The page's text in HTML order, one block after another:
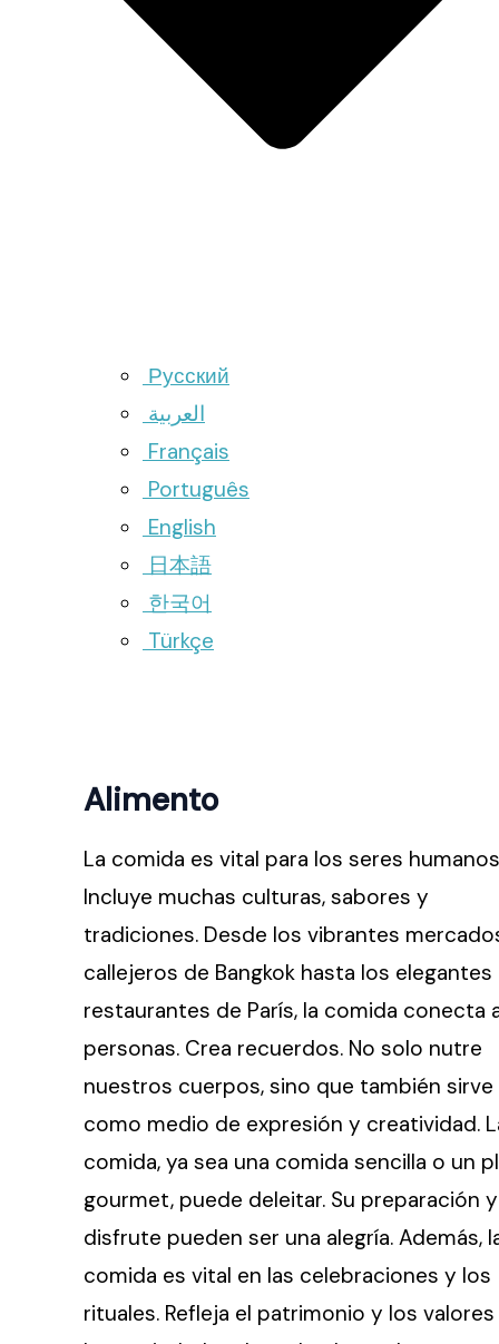
Русский
العربية
Français
Português
English
日本語
한국어
Türkçe
Alimento
La comida es vital para los seres
Incluye muchas culturas, sabores y
tradiciones. Desde los vibrantes
callejeros de Bangkok hasta los elegantes
restaurantes de París, la comida conecta
personas. Crea recuerdos. No solo nutre
nuestros cuerpos, sino que también sirve
como medio de expresión y creatividad.
comida, ya sea una comida sencilla o un
gourmet, puede deleitar. Su preparación y
disfrute pueden ser una alegría. Además,
comida es vital en las celebraciones y los
rituales. Refleja el patrimonio y los